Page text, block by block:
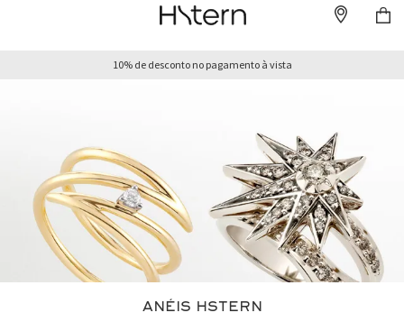
10% de desconto no pagamento à vista
ANÉIS HSTERN